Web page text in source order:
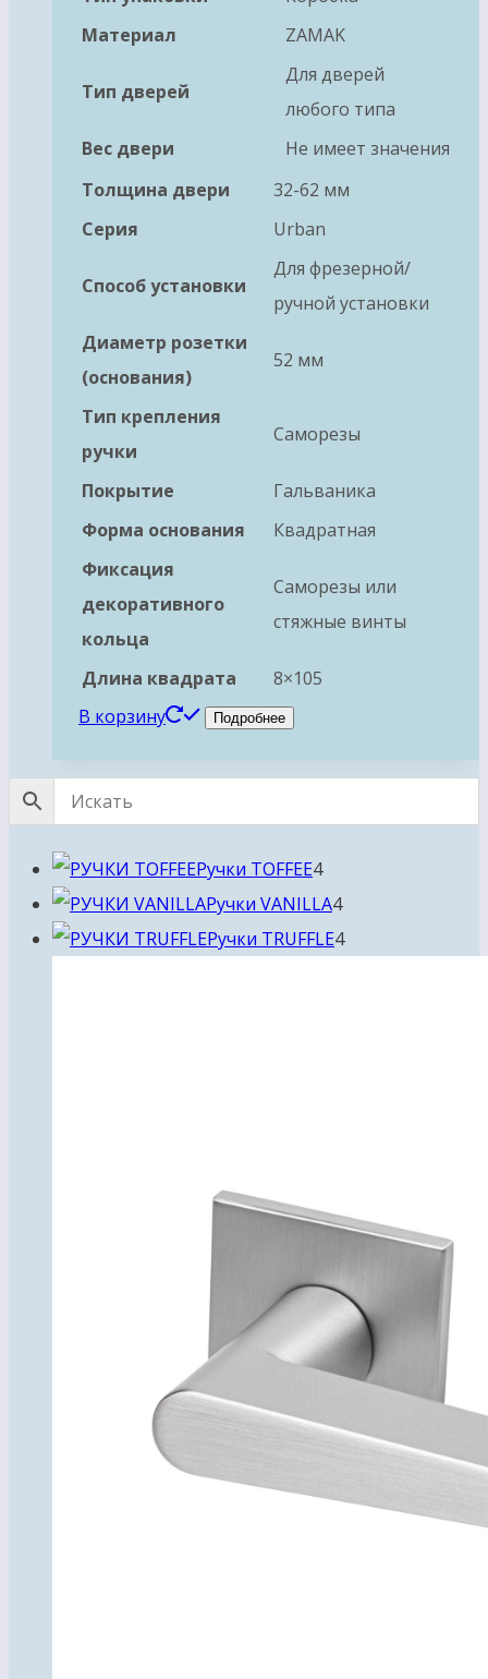
Материал
ZAMAK
Тип дверей
Для дверей
любого типа
Вес двери
Не имеет значения
Толщина двери
32-62 мм
Серия
Urban
Способ установки
Для фрезерной/
ручной установки
Диаметр розетки
(основания)
52 мм
Тип крепления
ручки
Саморезы
Покрытие
Гальваника
Форма основания
Квадратная
Фиксация
декоративного
кольца
Саморезы или
стяжные винты
Длина квадрата
8×105
В корзину
Подробнее
Ручки TOFFEE44
товара
Ручки VANILLA44
товара
Ручки TRUFFLE44